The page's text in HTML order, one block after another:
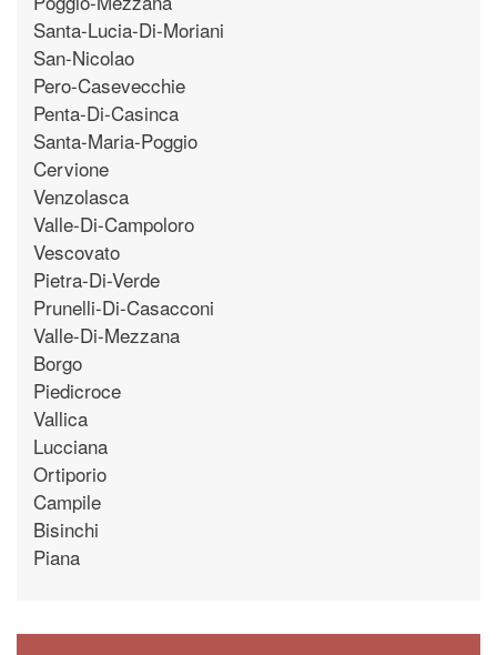
Santa-Lucia-Di-Moriani
San-Nicolao
Pero-Casevecchie
Penta-Di-Casinca
Santa-Maria-Poggio
Cervione
Venzolasca
Valle-Di-Campoloro
Vescovato
Pietra-Di-Verde
Prunelli-Di-Casacconi
Valle-Di-Mezzana
Borgo
Piedicroce
Vallica
Lucciana
Ortiporio
Campile
Bisinchi
Piana